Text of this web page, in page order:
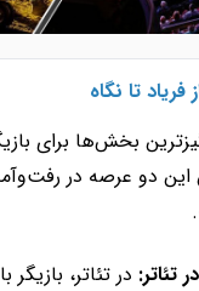
تا نگاه
بخش‌ها برای
این دو عرصه در
.
تئاتر: در تئاتر،